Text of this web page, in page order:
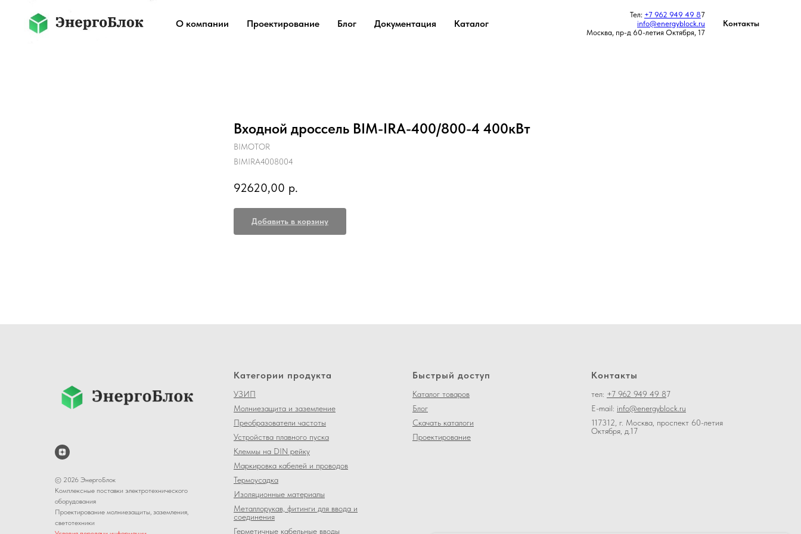
О компании Проектирование Блог Документация Каталог
Тел: +7 962 949 49 87
info@energyblock.ru
Москва, пр-д 60-летия Октября, 17
Контакты
Входной дроссель BIM-IRA-400/800-4 400кВт
BIMOTOR
BIMIRA4008004
92620,00 р.
Добавить в корзину
© 2026 ЭнергоБлок
Комплексные поставки электротехнического
оборудования
Проектирование молниезащиты, заземления,
светотехники
Категории продукта
УЗИП
Молниезащита и заземление
Преобразователи частоты
Устройства плавного пуска
Клеммы на DIN рейку
Маркировка кабелей и проводов
Термоусадка
Изоляционные материалы
Металлорукав, фитинги для ввода и
соединения
Герметичные кабельные вводы
Быстрый доступ
Каталог товаров
Блог
Скачать каталоги
Проектирование
Контакты
тел: +7 962 949 49 87
E-mail: info@energyblock.ru
117312, г. Москва, проспект 60-летия
Октября, д.17